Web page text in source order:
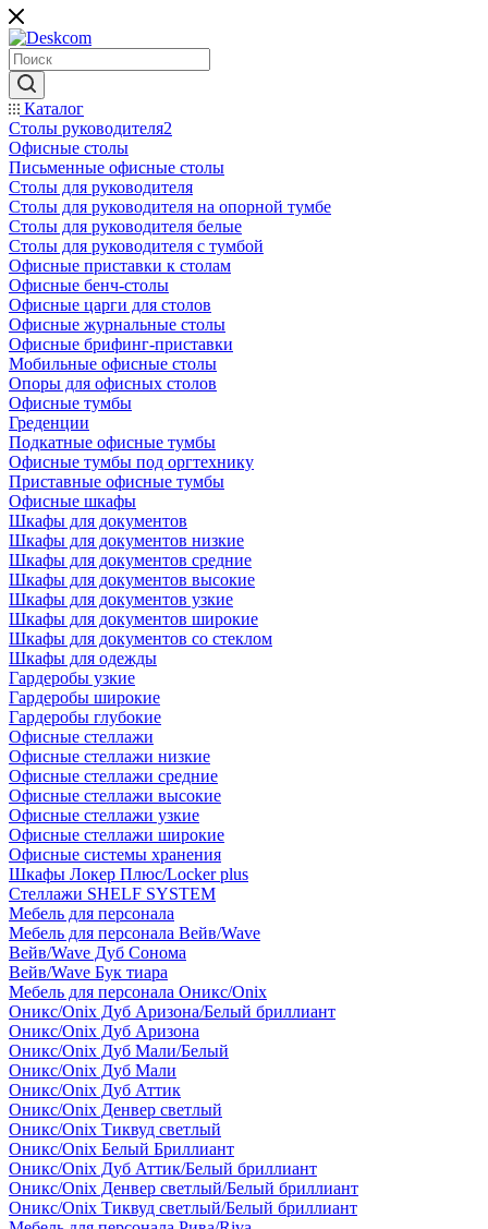
Каталог
Столы руководителя2
Офисные столы
Письменные офисные столы
Столы для руководителя
Столы для руководителя на опорной тумбе
Столы для руководителя белые
Столы для руководителя с тумбой
Офисные приставки к столам
Офисные бенч-столы
Офисные царги для столов
Офисные журнальные столы
Офисные брифинг-приставки
Мобильные офисные столы
Опоры для офисных столов
Офисные тумбы
Греденции
Подкатные офисные тумбы
Офисные тумбы под оргтехнику
Приставные офисные тумбы
Офисные шкафы
Шкафы для документов
Шкафы для документов низкие
Шкафы для документов средние
Шкафы для документов высокие
Шкафы для документов узкие
Шкафы для документов широкие
Шкафы для документов со стеклом
Шкафы для одежды
Гардеробы узкие
Гардеробы широкие
Гардеробы глубокие
Офисные стеллажи
Офисные стеллажи низкие
Офисные стеллажи средние
Офисные стеллажи высокие
Офисные стеллажи узкие
Офисные стеллажи широкие
Офисные системы хранения
Шкафы Локер Плюс/Locker plus
Стеллажи SHELF SYSTEM
Мебель для персонала
Мебель для персонала Вейв/Wave
Вейв/Wave Дуб Сонома
Вейв/Wave Бук тиара
Мебель для персонала Оникс/Onix
Оникс/Onix Дуб Аризона/Белый бриллиант
Оникс/Onix Дуб Аризона
Оникс/Onix Дуб Мали/Белый
Оникс/Onix Дуб Мали
Оникс/Onix Дуб Аттик
Оникс/Onix Денвер светлый
Оникс/Onix Тиквуд светлый
Оникс/Onix Белый Бриллиант
Оникс/Onix Дуб Аттик/Белый бриллиант
Оникс/Onix Денвер светлый/Белый бриллиант
Оникс/Onix Тиквуд светлый/Белый бриллиант